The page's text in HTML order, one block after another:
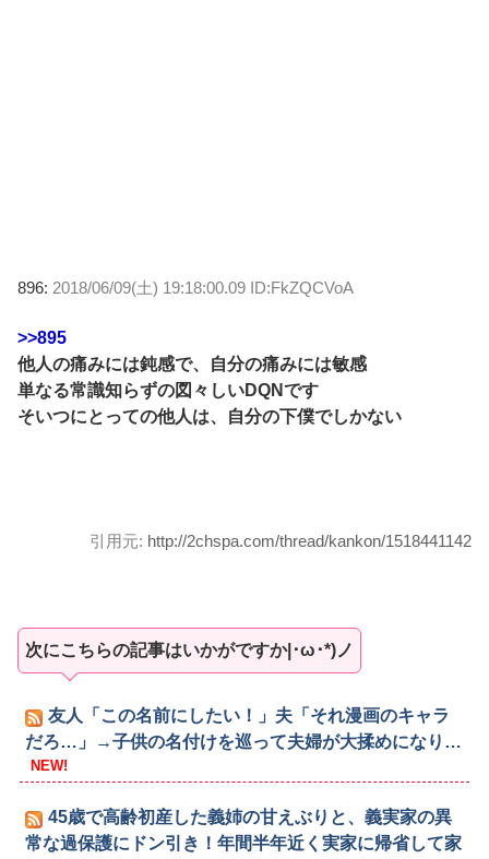
896: 2018/06/09(土) 19:18:00.09 ID:FkZQCVoA
>>895
他人の痛みには鈍感で、自分の痛みには敏感
単なる常識知らずの図々しいDQNです
そいつにとっての他人は、自分の下僕でしかない
引用元: http://2chspa.com/thread/kankon/1518441142
次にこちらの記事はいかがですか|･ω･*)ノ
友人「この名前にしたい！」夫「それ漫画のキャラ
だろ…」→子供の名付けを巡って夫婦が大揉めになり…
NEW!
45歳で高齢初産した義姉の甘えぶりと、義実家の異
常な過保護にドン引き！年間半年近く実家に帰省して家